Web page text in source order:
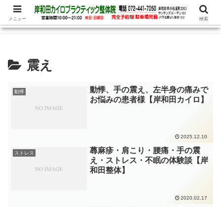
腰痛、めまい、頭痛の他、パニック障害、不安・恐怖症など心理的な症状もお
任せ下さい
震え
動悸
動悸、手の震え、左半身の痛みで
お悩みの患者様【岸和田カイロ】
2025.12.10
ストレス
蕁麻疹・肩こり・腰痛・手の震
え・ストレス・不眠の体験談【岸
和田整体】
2020.02.17
メニュー 検索